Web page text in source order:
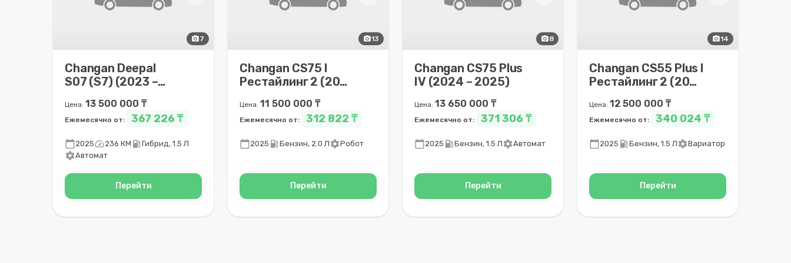
photo_camera7
Changan Deepal
S07 (S7) (2023 –
Цена: 13 500 000 ₸
Ежемесячно от: 367 226 ₸
calendar_today2025speed236 КМ local_gas_stationГибрид, 1.5 Л
settingsАвтомат
Перейти
photo_camera13
Changan CS75 I
Рестайлинг 2 (2021
Цена: 11 500 000 ₸
Ежемесячно от: 312 822 ₸
calendar_today2025 local_gas_stationБензин, 2.0 Л settingsРобот
Перейти
photo_camera8
Changan CS75 Plus
IV (2024 – 2025)
Цена: 13 650 000 ₸
Ежемесячно от: 371 306 ₸
calendar_today2025 local_gas_stationБензин, 1.5 Л settingsАвтомат
Перейти
photo_camera14
Changan CS55 Plus I
Рестайлинг 2 (2023
Цена: 12 500 000 ₸
Ежемесячно от: 340 024 ₸
calendar_today2025 local_gas_stationБензин, 1.5 Л settingsВариатор
Перейти